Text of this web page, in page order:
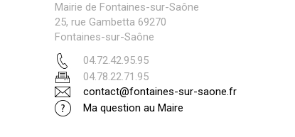
Mairie de Fontaines-sur-Saône
25, rue Gambetta 69270
Fontaines-sur-Saône
04.72.42.95.95
04.78.22.71.95
contact@fontaines-sur-saone.fr
Ma question au Maire